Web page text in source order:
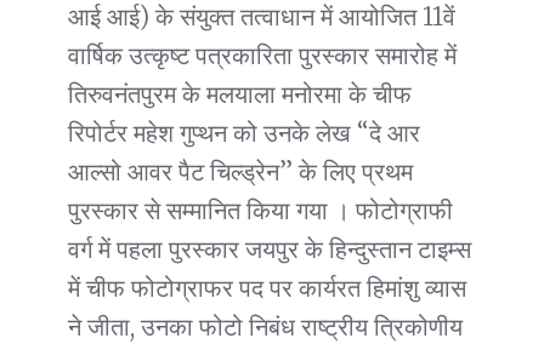
आई आई) के संयुक्त तत्वाधान में आयोजित 11वें
वार्षिक उत्कृष्ट पत्रकारिता पुरस्कार समारोह में
तिरुवनंतपुरम के मलयाला मनोरमा के चीफ
रिपोर्टर महेश गुप्थन को उनके लेख “दे आर
आल्सो आवर पैट चिल्ड्रेन” के लिए प्रथम
पुरस्कार से सम्मानित किया गया । फोटोग्राफी
वर्ग में पहला पुरस्कार जयपुर के हिन्दुस्तान टाइम्स
में चीफ फोटोग्राफर पद पर कार्यरत हिमांशु व्यास
ने जीता, उनका फोटो निबंध राष्ट्रीय त्रिकोणीय